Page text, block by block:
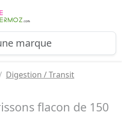
Digestion / Transit
flacon de 150